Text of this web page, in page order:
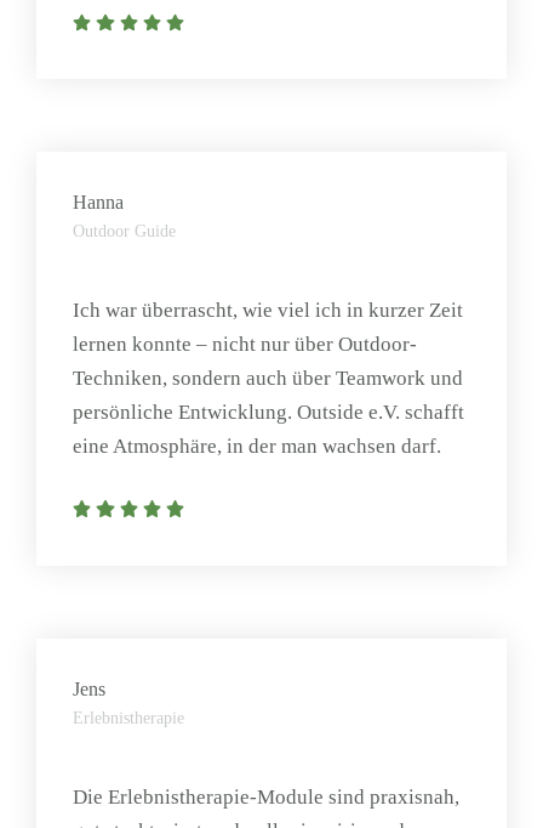
Hanna
Outdoor Guide
Ich war überrascht, wie viel ich in kurzer Zeit
lernen konnte – nicht nur über Outdoor-
Techniken, sondern auch über Teamwork und
persönliche Entwicklung. Outside e.V. schafft
eine Atmosphäre, in der man wachsen darf.
Jens
Erlebnistherapie
Die Erlebnistherapie-Module sind praxisnah,